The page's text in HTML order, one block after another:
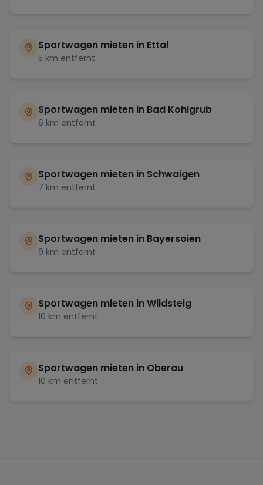
Sportwagen mieten in Ettal
5 km entfernt
Sportwagen mieten in Bad Kohlgrub
6 km entfernt
Sportwagen mieten in Schwaigen
7 km entfernt
Sportwagen mieten in Bayersoien
9 km entfernt
Sportwagen mieten inWildsteig
10 km entfernt
Sportwagen mieten in Oberau
10 km entfernt